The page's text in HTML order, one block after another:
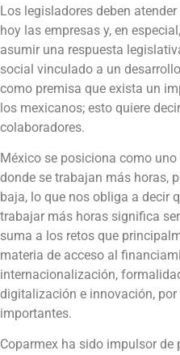
Los legisladores deben
hoy las empresas y, en
asumir una respuesta
social vinculado a un
como premisa que exista un
los mexicanos; esto quiere
colaboradores.
México se posiciona como uno
donde se trabajan más horas,
baja, lo que nos obliga a decir
trabajar más horas significa
suma a los retos que
materia de acceso al
internacionalización,
digitalización e innovación,
importantes.
Coparmex ha sido impulsor de